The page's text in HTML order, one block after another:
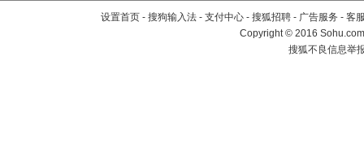
设置首页 - 搜狗输入法 - 支付中心 - 搜狐招聘 - 广告服务 - 客
Copyright©2016
搜狐不良信息举